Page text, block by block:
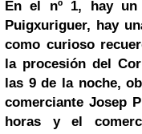
En el nº 1, hay
Puigxuriguer, hay
como curioso
la procesión del
las 9 de la noche,
comerciante Josep
horas y el